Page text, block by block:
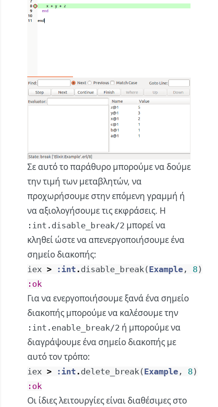
Σε αυτό το παράθυρο μπορούμε να δούμε
την τιμή των μεταβλητών, να
προχωρήσουμε στην επόμενη γραμμή ή
να αξιολογήσουμε τις εκφράσεις. Η
:int.disable_break/2 μπορεί να
κληθεί ώστε να απενεργοποιήσουμε ένα
σημείο διακοπής:
iex > :int . disable_break( Example , 8)
:ok
Για να ενεργοποιήσουμε ξανά ένα σημείο
διακοπής μπορούμε να καλέσουμε την
:int.enable_break/2 ή μπορούμε να
διαγράψουμε ένα σημείο διακοπής με
αυτό τον τρόπο:
iex > :int . delete_break( Example , 8)
:ok
Οι ίδιες λειτουργίες είναι διαθέσιμες στο